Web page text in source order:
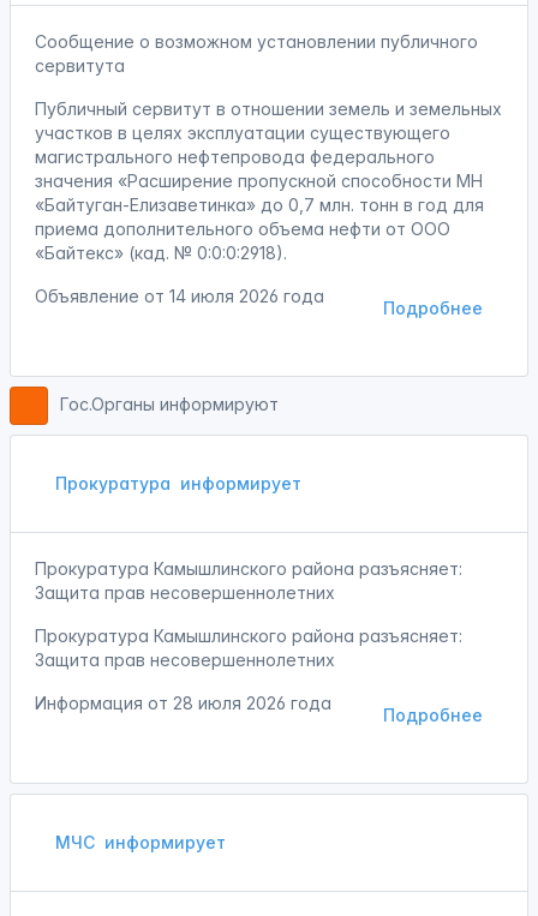
Сообщение о возможном установлении публичного
сервитута
Публичный сервитут в отношении земель и земельных
участков в целях эксплуатации существующего
магистрального нефтепровода федерального
значения «Расширение пропускной способности МН
«Байтуган-Елизаветинка» до 0,7 млн. тонн в год для
приема дополнительного объема нефти от ООО
«Байтекс» (кад. № 0:0:0:2918).
Подробнее
Объявление от 14 июля 2026 года
Гос.Органы информируют
Прокуратура информирует
Прокуратура Камышлинского района разъясняет:
Защита прав несовершеннолетних
Прокуратура Камышлинского района разъясняет:
Защита прав несовершеннолетних
Подробнее
Информация от 28 июля 2026 года
МЧС информирует